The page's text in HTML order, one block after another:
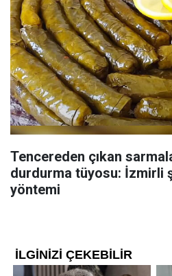
Tencereden çıkan
durdurma tüyosu: İzmirli
yöntemi